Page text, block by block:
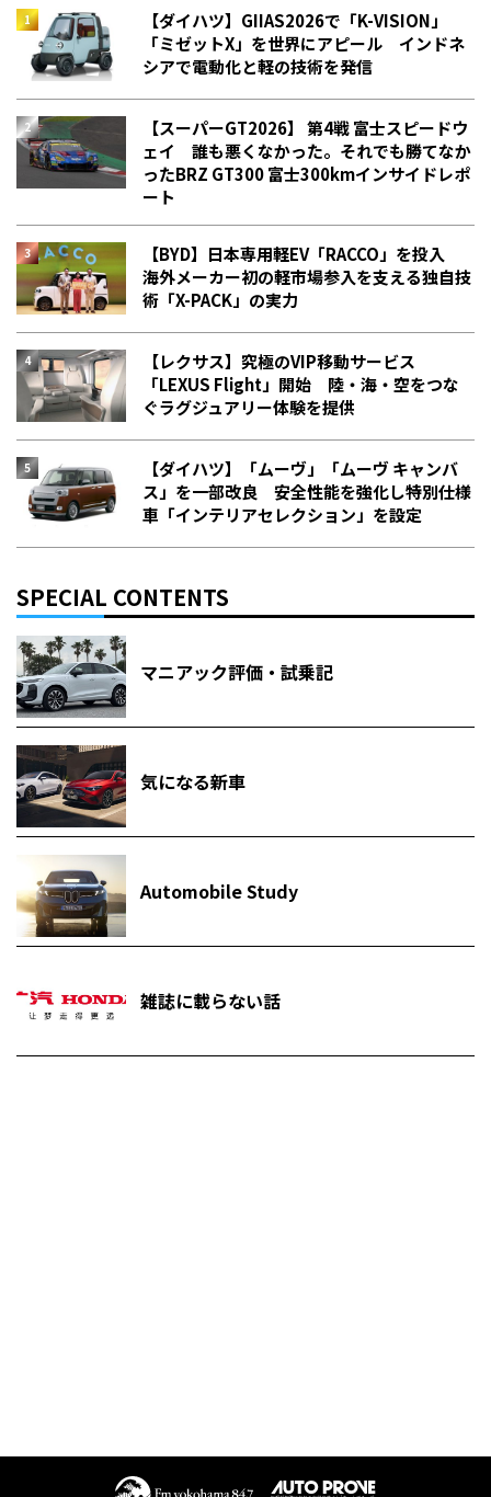
【ダイハツ】GIIAS2026で「K-VISION」
「ミゼットX」を世界にアピール インドネ
シアで電動化と軽の技術を発信
【スーパーGT2026】 第4戦 富士スピードウ
ェイ 誰も悪くなかった。それでも勝てなか
った――BRZ GT300 富士300kmインサイドレポ
ート
【BYD】日本専用軽EV「RACCO」を投入
海外メーカー初の軽市場参入を支える独自技
術「X-PACK」の実力
【レクサス】究極のVIP移動サービス
「LEXUS Flight」開始 陸・海・空をつな
ぐラグジュアリー体験を提供
【ダイハツ】「ムーヴ」「ムーヴ キャンバ
ス」を一部改良 安全性能を強化し特別仕様
車「インテリアセレクション」を設定
SPECIAL CONTENTS
マニアック評価・試乗記
気になる新車
Automobile Study
雑誌に載らない話